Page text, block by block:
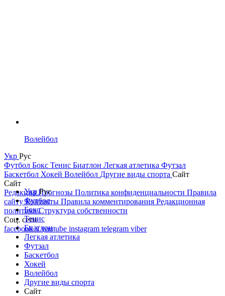
Волейбол
Укр Рус
Футбол Бокс Тенис Биатлон Легкая атлетика Футзал
Баскетбол Хокей Волейбол Другие виды спорта Сайт
Сайт
РедакцияПрогнозы Политика конфиденциальности Правила
сайтуКонтакты Правила комментирования Редакционная
политикаСтруктура собственности
Соц. сети
facebookxyoutube instagram telegram viber
УкрРус
Футбол
Бокс
Тенис
Биатлон
Легкая атлетика
Футзал
Баскетбол
Хокей
Волейбол
Другие виды спорта
Сайт